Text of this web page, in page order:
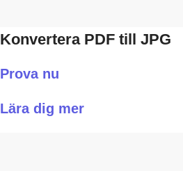
Konvertera PDF till JPG
Prova nu
Lära dig mer